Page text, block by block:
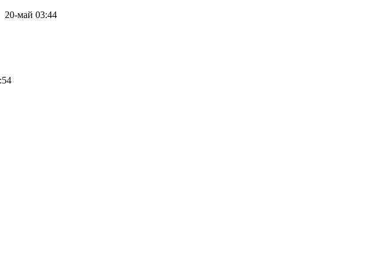
20-май 03:44